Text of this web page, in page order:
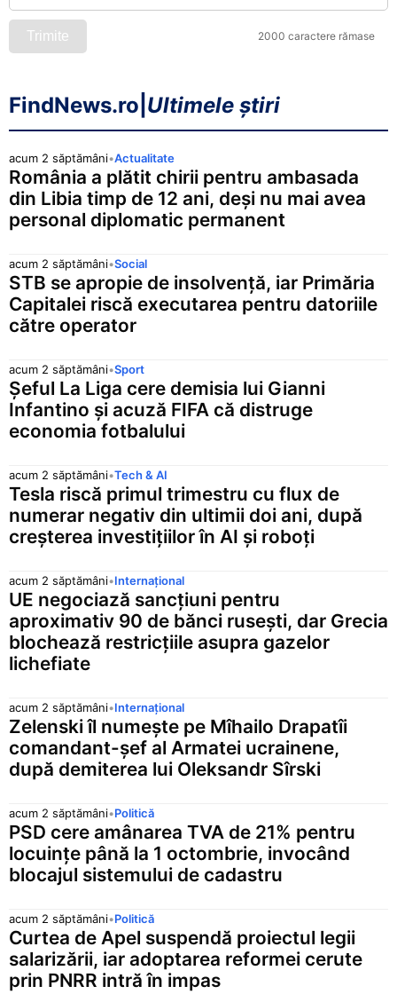
2000 caractere rămase
Trimite
FindNews.ro Ultimele știri
acum 2 săptămâni•Actualitate
România a plătit chirii pentru ambasada
din Libia timp de 12 ani, deși nu mai avea
personal diplomatic permanent
acum 2 săptămâni•Social
STB se apropie de insolvență, iar Primăria
Capitalei riscă executarea pentru datoriile
către operator
acum 2 săptămâni•Sport
Șeful La Liga cere demisia lui Gianni
Infantino și acuză FIFA că distruge
economia fotbalului
acum 2 săptămâni•Tech & AI
Tesla riscă primul trimestru cu flux de
numerar negativ din ultimii doi ani, după
creșterea investițiilor în AI și roboți
acum 2 săptămâni•Internațional
UE negociază sancțiuni pentru
aproximativ 90 de bănci rusești, dar Grecia
blochează restricțiile asupra gazelor
lichefiate
acum 2 săptămâni•Internațional
Zelenski îl numește pe Mîhailo Drapatîi
comandant-șef al Armatei ucrainene,
după demiterea lui Oleksandr Sîrski
acum 2 săptămâni•Politică
PSD cere amânarea TVA de 21% pentru
locuințe până la 1 octombrie, invocând
blocajul sistemului de cadastru
acum 2 săptămâni•Politică
Curtea de Apel suspendă proiectul legii
salarizării, iar adoptarea reformei cerute
prin PNRR intră în impas